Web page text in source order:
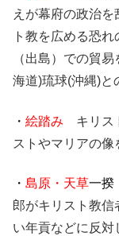
えが幕府の政治
ト教を広める恐
（出島）での貿
海道)琉球(沖縄)と
・ 絵踏み キリス
ストやマリアの像
・ 島原・天草一揆
郎がキリスト教
い年貢などに反対